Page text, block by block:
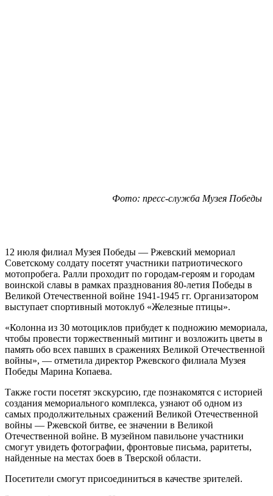
Фото: пресс-служба Музея Победы
12 июля филиал Музея Победы — Ржевский мемориал
Советскому солдату посетят участники патриотического
мотопробега. Ралли проходит по городам-героям и городам
воинской славы в рамках празднования 80-летия Победы в
Великой Отечественной войне 1941-1945 гг. Организатором
выступает спортивный мотоклуб «Железные птицы».
«Колонна из 30 мотоциклов прибудет к подножию мемориала,
чтобы провести торжественный митинг и возложить цветы в
память обо всех павших в сражениях Великой Отечественной
войны», — отметила директор Ржевского филиала Музея
Победы Марина Копаева.
Также гости посетят экскурсию, где познакомятся с историей
создания мемориального комплекса, узнают об одном из
самых продолжительных сражений Великой Отечественной
войны — Ржевской битве, ее значении в Великой
Отечественной войне. В музейном павильоне участники
смогут увидеть фотографии, фронтовые письма, раритеты,
найденные на местах боев в Тверской области.
Посетители смогут присоединиться в качестве зрителей.